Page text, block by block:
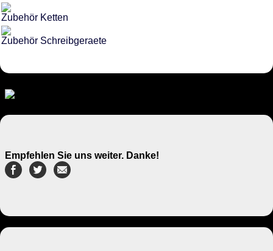
Zubehör Ketten
Zubehör Schreibgeraete
Empfehlen Sie uns weiter. Danke!